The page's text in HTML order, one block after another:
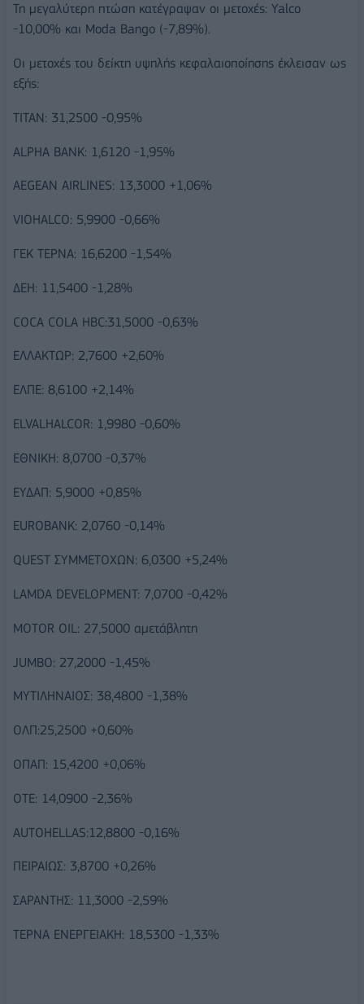
Τη μεγαλύτερη πτώση κατέγραψαν οι μετοχές: Yalco
-10,00% και Moda Bango (-7,89%).
Οι μετοχές του δείκτη υψηλής κεφαλαιοποίησης έκλεισαν ως
εξής:
ΤΙΤΑΝ: 31,2500 -0,95%
ALPHA BANK: 1,6120 -1,95%
AEGEAN AIRLINES: 13,3000 +1,06%
VIOHALCO: 5,9900 -0,66%
ΓΕΚ ΤΕΡΝΑ: 16,6200 -1,54%
ΔΕΗ: 11,5400 -1,28%
COCA COLA HBC:31,5000 -0,63%
ΕΛΛΑΚΤΩΡ: 2,7600 +2,60%
ΕΛΠΕ: 8,6100 +2,14%
ELVALHALCOR: 1,9980 -0,60%
ΕΘΝΙΚΗ: 8,0700 -0,37%
ΕΥΔΑΠ: 5,9000 +0,85%
EUROBANK: 2,0760 -0,14%
QUEST ΣΥΜΜΕΤΟΧΩΝ: 6,0300 +5,24%
LAMDA DEVELOPMENT: 7,0700 -0,42%
MOTOR OIL: 27,5000 αμετάβλητη
JUMBO: 27,2000 -1,45%
ΜΥΤΙΛΗΝΑΙΟΣ: 38,4800 -1,38%
ΟΛΠ:25,2500 +0,60%
ΟΠΑΠ: 15,4200 +0,06%
ΟΤΕ: 14,0900 -2,36%
AUTOHELLAS:12,8800 -0,16%
ΠΕΙΡΑΙΩΣ: 3,8700 +0,26%
ΣΑΡΑΝΤΗΣ: 11,3000 -2,59%
ΤΕΡΝΑ ΕΝΕΡΓΕΙΑΚΗ: 18,5300 -1,33%